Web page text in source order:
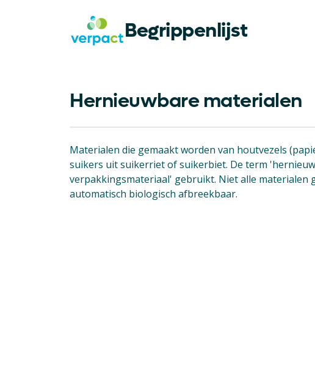
Begrippenlijst
Hernieuwbare materialen
Materialen die gemaakt worden van houtvezels
suikers uit suikerriet of suikerbiet. De term
verpakkingsmateriaal' gebruikt. Niet alle
automatisch biologisch afbreekbaar.